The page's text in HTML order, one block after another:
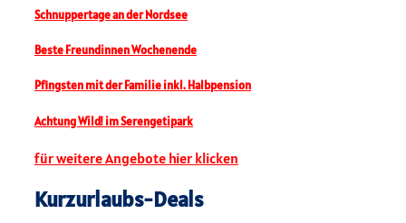
Schnuppertage an der Nordsee
Beste Freundinnen Wochenende
Pfingsten mit der Familie inkl. Halbpension
Achtung Wild! im Serengetipark
für weitere Angebote hier klicken
Kurzurlaubs-Deals